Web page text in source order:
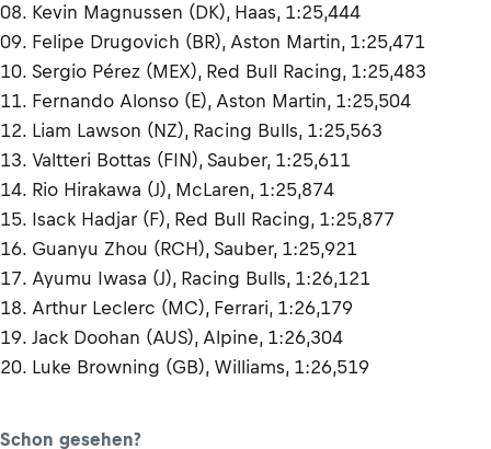
08. Kevin Magnussen (DK), Haas, 1:25,444
09. Felipe Drugovich (BR), Aston Martin, 1:25,471
10. Sergio Pérez (MEX), Red Bull Racing, 1:25,483
11. Fernando Alonso (E), Aston Martin, 1:25,504
12. Liam Lawson (NZ), Racing Bulls, 1:25,563
13. Valtteri Bottas (FIN), Sauber, 1:25,611
14. Rio Hirakawa (J), McLaren, 1:25,874
15. Isack Hadjar (F), Red Bull Racing, 1:25,877
16. Guanyu Zhou (RCH), Sauber, 1:25,921
17. Ayumu Iwasa (J), Racing Bulls, 1:26,121
18. Arthur Leclerc (MC), Ferrari, 1:26,179
19. Jack Doohan (AUS), Alpine, 1:26,304
20. Luke Browning (GB), Williams, 1:26,519
Schon gesehen?